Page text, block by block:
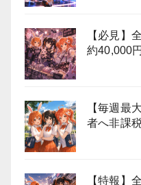
【必見】
約40,000
【毎週最
者へ非課
【特報】